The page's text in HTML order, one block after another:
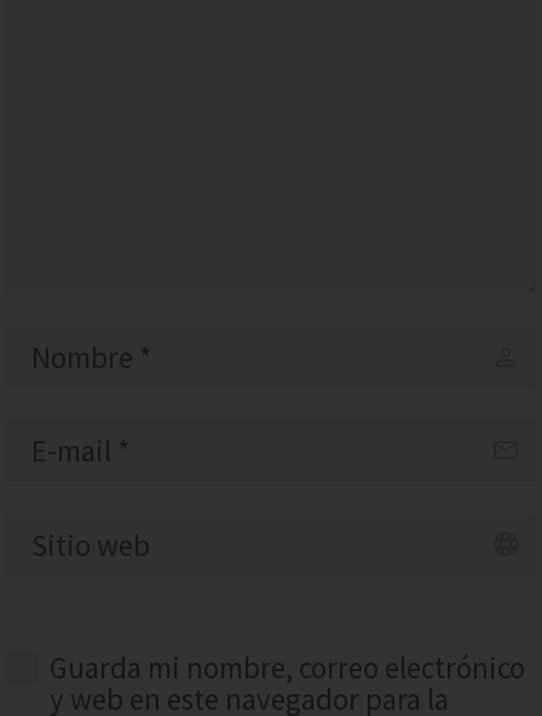
Guarda mi nombre, correo electrónico
y web en este navegador para la